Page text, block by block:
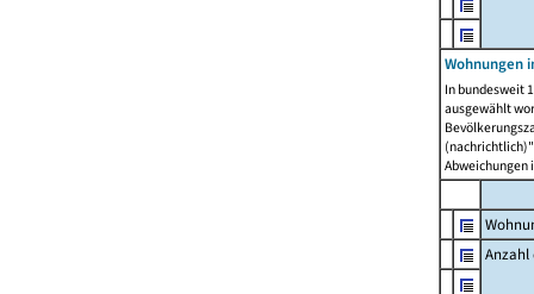
Wohnungen
In bundesweit
ausgewählt
Abweichungen
Anzahl